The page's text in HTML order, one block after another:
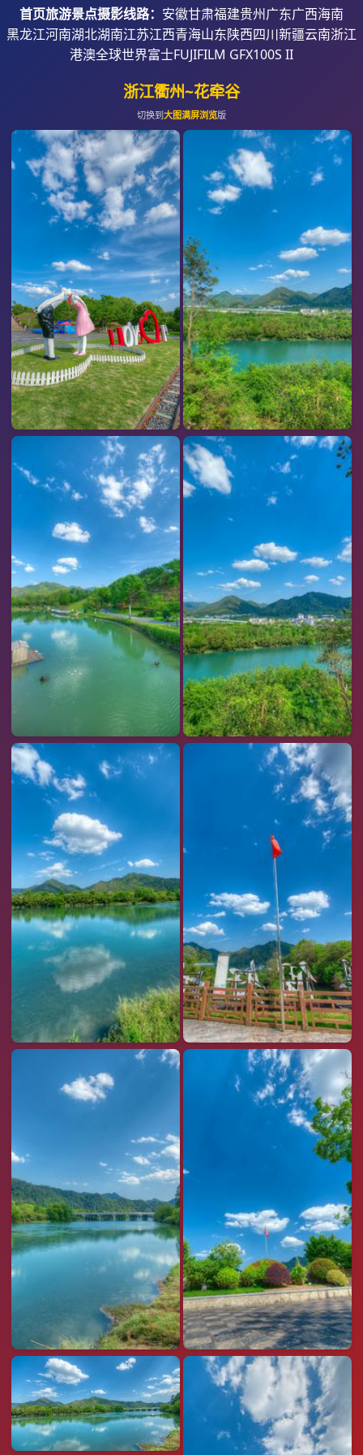
首页旅游景点摄影线路： 安徽甘肃福建贵州广东广西海南
黑龙江河南湖北湖南江苏江西青海山东陕西四川新疆云南浙江
港澳全球世界富士FUJIFILM GFX100S II
浙江衢州~花牵谷
切换到大图满屏浏览版